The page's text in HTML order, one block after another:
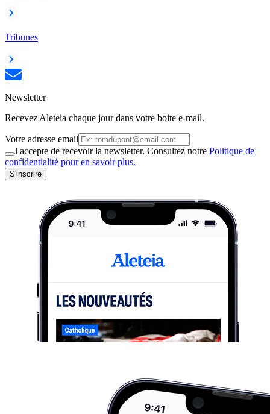
Tribunes
Newsletter
Recevez Aleteia chaque jour dans votre boite e-mail.
Votre adresse email
J'accepte de recevoir la newsletter. Consultez notre Politique de
confidentialité pour en savoir plus.
S'inscrire